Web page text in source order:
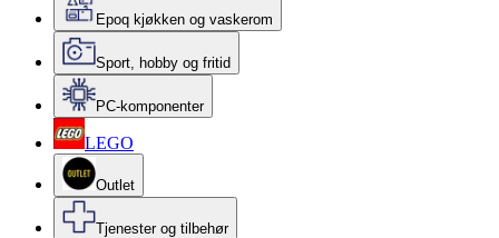
Epoq kjøkken og vaskerom
Sport, hobby og fritid
PC-komponenter
LEGO
Outlet
Tjenester og tilbehør